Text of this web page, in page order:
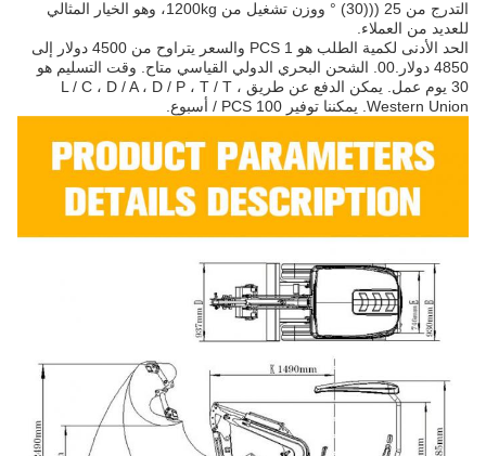
التدرج من 25 (((30) ° ووزن تشغيل من 1200kg، وهو الخيار المثالي
للعديد من العملاء.
الحد الأدنى لكمية الطلب هو 1 PCS والسعر يتراوح من 4500 دولار إلى
4850 دولار.00. الشحن البحري الدولي القياسي متاح. وقت التسليم هو
30 يوم عمل. يمكن الدفع عن طريق L / C ، D / A ، D / P ، T / T ،
Western Union. يمكننا توفير 100 PCS / أسبوع.